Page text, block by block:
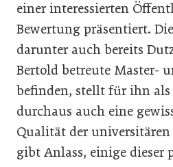
einer interessierten
Bewertung präsentiert.
darunter auch bereits
Bertold betreute Master-
befinden, stellt für ihn als
durchaus auch eine
Qualität der
gibt Anlass, einige dieser